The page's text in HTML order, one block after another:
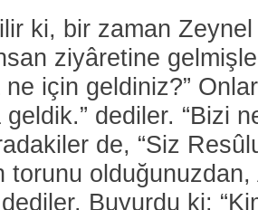
ki, bir zaman Zeynel
ziyâretine
ne için geldiniz?”
dediler. “Bizi
de, “Siz
torunu
Buyurdu ki: